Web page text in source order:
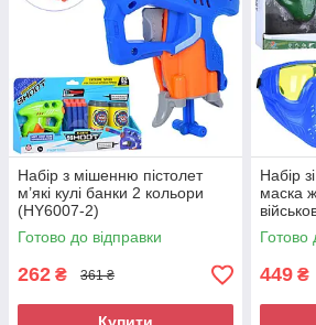
Набір з мішенню пістолет
м’які кулі банки 2 кольори
(HY6007-2)
Готово до відправки
262 ₴ 361 ₴
Набір
маска
Готово
449 ₴